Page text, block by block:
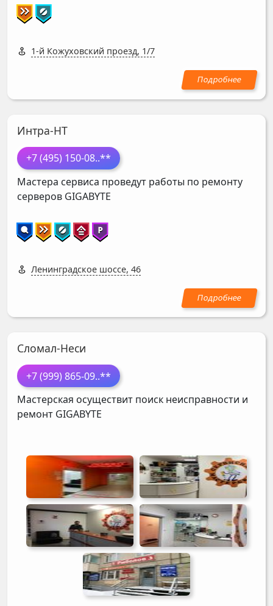
1-й Кожуховский проезд, 1/7
Интра-НТ
+7 (495) 150-08..**
Мастера сервиса проведут работы по ремонту
серверов GIGABYTE
Ленинградское шоссе, 46
Сломал-Неси
+7 (999) 865-09..**
Мастерская осуществит поиск неисправности и
ремонт GIGABYTE